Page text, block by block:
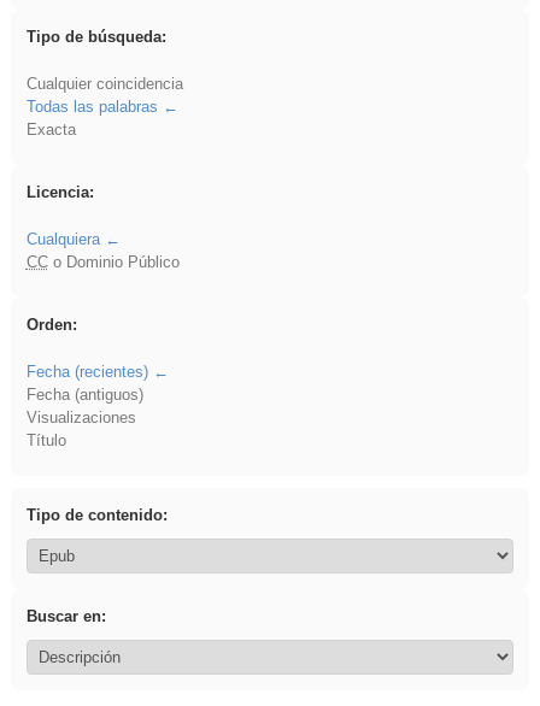
Tipo de búsqueda:
Cualquier coincidencia
Todas las palabras
Exacta
Licencia:
Cualquiera
CCo Dominio Público
Orden:
Fecha (recientes)
Fecha (antiguos)
Visualizaciones
Título
Tipo de contenido:
Buscar en: